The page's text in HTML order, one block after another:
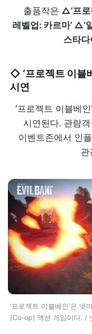
출품작은 △‘프로
레벨업: 카르마’ △‘
스타다
◇ ‘프로젝트 이블
시연
‘프로젝트 이블베
시연된다. 관람
이벤트존에서 인
관
‘프로젝트 이블베인’은
(Co-op) 액션 게임이다. /